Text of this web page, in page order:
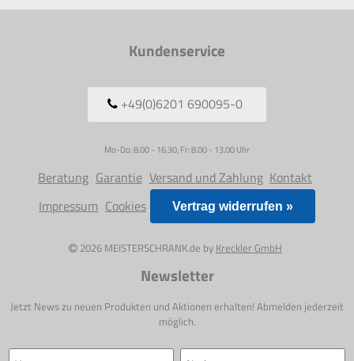
Kundenservice
+49(0)6201 690095-0
Mo-Do: 8.00 - 16.30, Fr: 8.00 - 13.00 Uhr
Beratung Garantie Versand und Zahlung Kontakt
Impressum Cookies Vertrag widerrufen »
2026 MEISTERSCHRANK.de by Kreckler GmbH
Newsletter
Jetzt News zu neuen Produkten und Aktionen erhalten! Abmelden jederzeit
möglich.